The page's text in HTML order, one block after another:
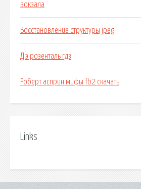
вокзала
Восстановление структуры jpeg
Д э розенталь гдз
Роберт асприн мифы fb2 скачать
Links